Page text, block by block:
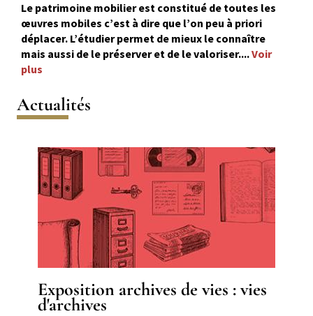
Le patrimoine mobilier est constitué de toutes les
œuvres mobiles c’est à dire que l’on peu à priori
déplacer. L’étudier permet de mieux le connaître
mais aussi de le préserver et de le valoriser....Voir
plus
Actualités
Image
Exposition archives de vies : vies
d'archives